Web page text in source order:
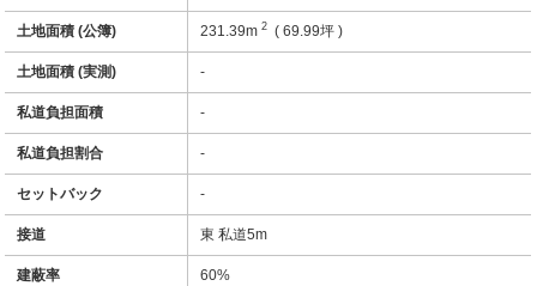
土地面積 (公簿) 231.39m2 ( 69.99坪 )
土地面積 (実測) -
私道負担面積 -
私道負担割合 -
セットバック -
接道 東 私道5m
建蔽率 60%